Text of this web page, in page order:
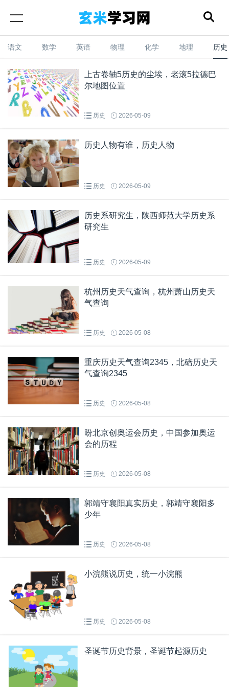
语文 数学 英语 物理 化学 地理 历史
上古卷轴5历史的尘埃，老滚5拉德巴
尔地图位置
历史 2026-05-09
历史人物有谁，历史人物
历史 2026-05-09
历史系研究生，陕西师范大学历史系
研究生
历史 2026-05-09
杭州历史天气查询，杭州萧山历史天
气查询
历史 2026-05-08
重庆历史天气查询2345，北碚历史天
气查询2345
历史 2026-05-08
盼北京创奥运会历史，中国参加奥运
会的历程
历史 2026-05-08
郭靖守襄阳真实历史，郭靖守襄阳多
少年
历史 2026-05-08
小浣熊说历史，统一小浣熊
历史 2026-05-08
圣诞节历史背景，圣诞节起源历史